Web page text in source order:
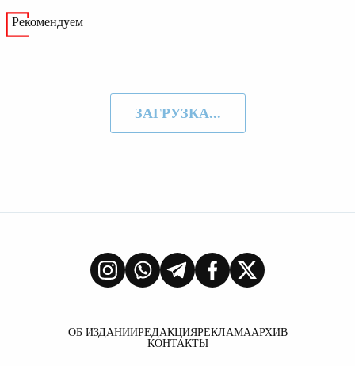
Рекомендуем
ЗАГРУЗКА...
ОБ ИЗДАНИИРЕДАКЦИЯРЕКЛАМААРХИВ
КОНТАКТЫ